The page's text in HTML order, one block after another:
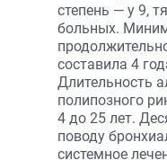
степень — у 9,
больных.
составила 4
Длительность
полипозного
4 до 25 лет.
поводу
системное